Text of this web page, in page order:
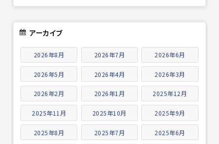
アーカイブ
2026年8月 2026年7月 2026年6月
2026年5月 2026年4月 2026年3月
2026年2月 2026年1月 2025年12月
2025年11月 2025年10月 2025年9月
2025年8月 2025年7月 2025年6月